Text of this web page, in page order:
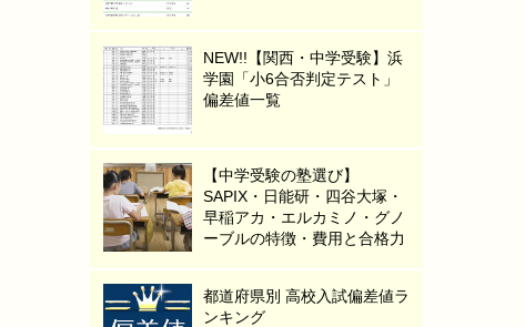
NEW!!【関西・中学受験】浜
学園「小6合否判定テスト」
偏差値一覧
【中学受験の塾選び】
SAPIX・日能研・四谷大塚・
早稲アカ・エルカミノ・グノ
ーブルの特徴・費用と合格力
都道府県別 高校入試偏差値ラ
ンキング